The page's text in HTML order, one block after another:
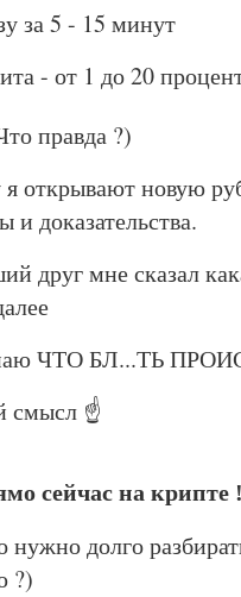
за 5 - 15 минут
- от 1 до 20
правда ?)
открывают новую
и доказательства.
друг мне сказал
ЧТО БЛ...ТЬ
смысл ☝️
сейчас на крипте
нужно долго
?)